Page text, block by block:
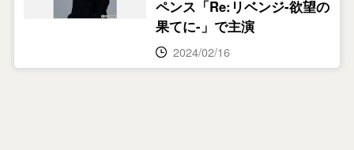
ペンス「Re:リベンジ-欲望の
果てに-」で主演
2024/02/16